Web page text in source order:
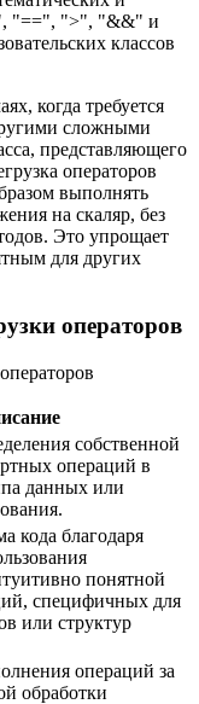
", "==", ">", "&&" и
классов
когда требуется
сложными
представляющего
операторов
выполнять
на скаляр, без
Это упрощает
для других
операторов
собственной
операций в
данных или
кода благодаря
понятной
специфичных для
или структур
операций за
обработки